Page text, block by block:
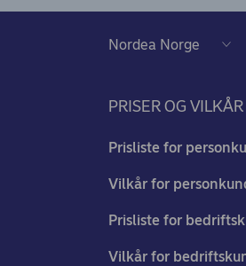
PRISER OG VILKÅR
Prisliste for
Vilkår for
Prisliste for
Vilkår for